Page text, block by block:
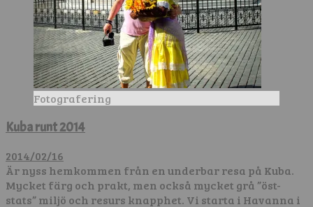
Fotografering
Kuba runt 2014
2014/02/16
Är nyss hemkommen från en underbar resa på Kuba.
Mycket färg och prakt, men också mycket grå ”öst-
stats” miljö och resurs knapphet. Vi starta i Havanna i